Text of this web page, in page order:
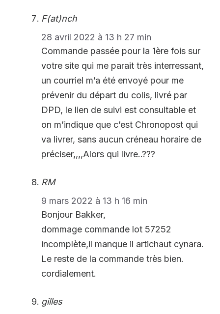
F(at)nch
28 avril 2022 à 13 h 27 min
Commande passée pour la 1ère fois sur
votre site qui me parait très interressant,
un courriel m’a été envoyé pour me
prévenir du départ du colis, livré par
DPD, le lien de suivi est consultable et
on m’indique que c’est Chronopost qui
va livrer, sans aucun créneau horaire de
préciser,,,,Alors qui livre..???
RM
9 mars 2022 à 13 h 16 min
Bonjour Bakker,
dommage commande lot 57252
incomplète,il manque il artichaut cynara.
Le reste de la commande très bien.
cordialement.
gilles